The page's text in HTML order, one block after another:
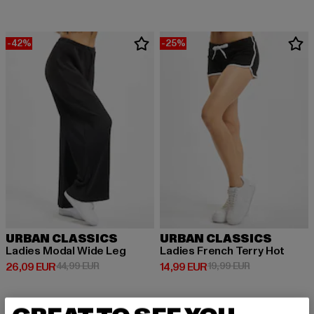
-42%
URBAN CLASSICS
Ladies Modal Wide Leg
26,09 EUR
Derzeitiger Preis: 26,09 EUR
44,99 EURAktionspreis: 44,99 EUR
-25%
URBAN CLASSICS
Ladies French Terry Hot
14,99 EUR
Derzeitiger Preis: 14,99 EUR
19,99 EURAktionspreis: